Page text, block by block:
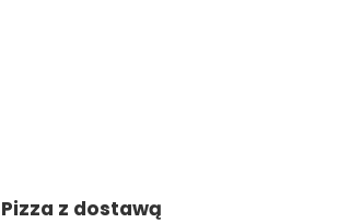
Pizza z dostawą